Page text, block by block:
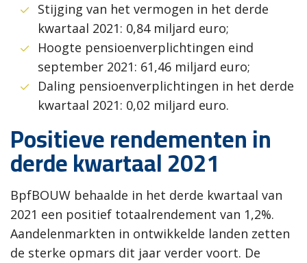
Stijging van het vermogen in het derde
kwartaal 2021: 0,84 miljard euro;
Hoogte pensioenverplichtingen eind
september 2021: 61,46 miljard euro;
Daling pensioenverplichtingen in het derde
kwartaal 2021: 0,02 miljard euro.
Positieve rendementen in
derde kwartaal 2021
BpfBOUW behaalde in het derde kwartaal van
2021 een positief totaalrendement van 1,2%.
Aandelenmarkten in ontwikkelde landen zetten
de sterke opmars dit jaar verder voort. De